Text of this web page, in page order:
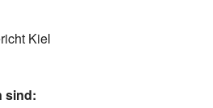
Kiel
sind: